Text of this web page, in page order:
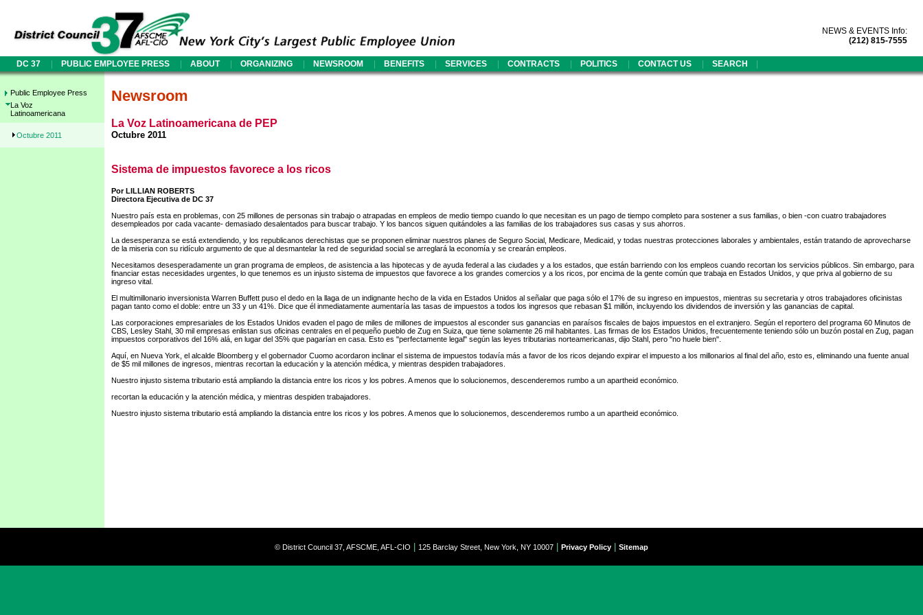
NEWS & EVENTS Info:
(212) 815-7555
DC 37 | PUBLIC EMPLOYEE PRESS | ABOUT | ORGANIZING | NEWSROOM | BENEFITS | SERVICES | CONTRACTS | POLITICS | CONTACT US | SEARCH |
Public Employee Press
La Voz
Latinoamericana
Octubre 2011
Newsroom
La Voz Latinoamericana de PEP
Octubre 2011
Sistema de impuestos favorece a los ricos
Por LILLIAN ROBERTS
Directora Ejecutiva de DC 37
Nuestro país esta en problemas, con 25 millones de personas sin trabajo o atrapadas en empleos de medio tiempo cuando lo que necesitan es un pago de tiempo completo para sostener a sus familias, o bien -con cuatro trabajadores
desempleados por cada vacante- demasiado desalentados para buscar trabajo. Y los bancos siguen quitándoles a las familias de los trabajadores sus casas y sus ahorros.
La desesperanza se está extendiendo, y los republicanos derechistas que se proponen eliminar nuestros planes de Seguro Social, Medicare, Medicaid, y todas nuestras protecciones laborales y ambientales, están tratando de aprovecharse
de la miseria con su ridículo argumento de que al desmantelar la red de seguridad social se arreglará la economía y se crearán empleos.
Necesitamos desesperadamente un gran programa de empleos, de asistencia a las hipotecas y de ayuda federal a las ciudades y a los estados, que están barriendo con los empleos cuando recortan los servicios públicos. Sin embargo, para
financiar estas necesidades urgentes, lo que tenemos es un injusto sistema de impuestos que favorece a los grandes comercios y a los ricos, por encima de la gente común que trabaja en Estados Unidos, y que priva al gobierno de su
ingreso vital.
El multimillonario inversionista Warren Buffett puso el dedo en la llaga de un indignante hecho de la vida en Estados Unidos al señalar que paga sólo el 17% de su ingreso en impuestos, mientras su secretaria y otros trabajadores oficinistas
pagan tanto como el doble: entre un 33 y un 41%. Dice que él inmediatamente aumentaría las tasas de impuestos a todos los ingresos que rebasan $1 millón, incluyendo los dividendos de inversión y las ganancias de capital.
Las corporaciones empresariales de los Estados Unidos evaden el pago de miles de millones de impuestos al esconder sus ganancias en paraísos fiscales de bajos impuestos en el extranjero. Según el reportero del programa 60 Minutos de
CBS, Lesley Stahl, 30 mil empresas enlistan sus oficinas centrales en el pequeño pueblo de Zug en Suiza, que tiene solamente 26 mil habitantes. Las firmas de los Estados Unidos, frecuentemente teniendo sólo un buzón postal en Zug, pagan
impuestos corporativos del 16% alá, en lugar del 35% que pagarían en casa. Esto es "perfectamente legal" según las leyes tributarias norteamericanas, dijo Stahl, pero "no huele bien".
Aquí, en Nueva York, el alcalde Bloomberg y el gobernador Cuomo acordaron inclinar el sistema de impuestos todavía más a favor de los ricos dejando expirar el impuesto a los millonarios al final del año, esto es, eliminando una fuente anual
de $5 mil millones de ingresos, mientras recortan la educación y la atención médica, y mientras despiden trabajadores.
Nuestro injusto sistema tributario está ampliando la distancia entre los ricos y los pobres. A menos que lo solucionemos, descenderemos rumbo a un apartheid económico.
recortan la educación y la atención médica, y mientras despiden trabajadores.
Nuestro injusto sistema tributario está ampliando la distancia entre los ricos y los pobres. A menos que lo solucionemos, descenderemos rumbo a un apartheid económico.
© District Council 37, AFSCME, AFL-CIO 125 Barclay Street, New York, NY 10007 Privacy Policy Sitemap